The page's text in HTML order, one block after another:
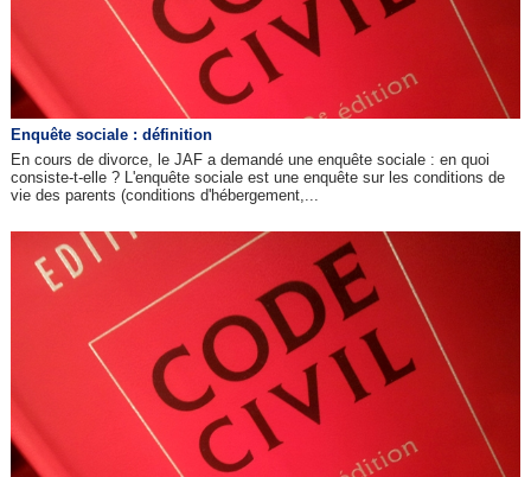
Enquête sociale : définition
En cours de divorce, le JAF a demandé une enquête sociale : en quoi
consiste-t-elle ? L'enquête sociale est une enquête sur les conditions de
vie des parents (conditions d'hébergement,...